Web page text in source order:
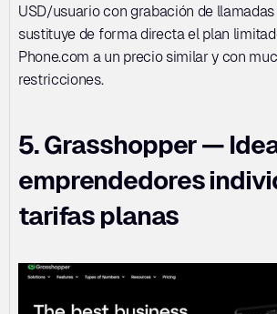
USD/usuario con grabación de
sustituye de forma directa el plan
Phone.com a un precio similar y con
restricciones.
5. Grasshopper —
emprendedores
tarifas planas